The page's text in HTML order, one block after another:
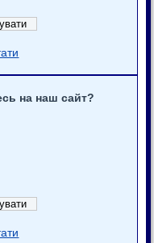
на наш сайт?